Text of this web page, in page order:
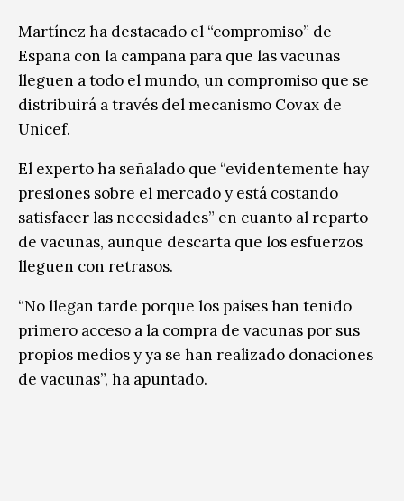
Martínez ha destacado el “compromiso” de
España con la campaña para que las vacunas
lleguen a todo el mundo, un compromiso que se
distribuirá a través del mecanismo Covax de
Unicef.
El experto ha señalado que “evidentemente hay
presiones sobre el mercado y está costando
satisfacer las necesidades” en cuanto al reparto
de vacunas, aunque descarta que los esfuerzos
lleguen con retrasos.
“No llegan tarde porque los países han tenido
primero acceso a la compra de vacunas por sus
propios medios y ya se han realizado donaciones
de vacunas”, ha apuntado.